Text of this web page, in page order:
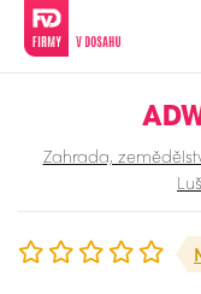
Zahrada,